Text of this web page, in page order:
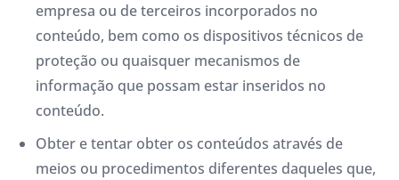
empresa ou de terceiros incorporados no
conteúdo, bem como os dispositivos técnicos de
proteção ou quaisquer mecanismos de
informação que possam estar inseridos no
conteúdo.
Obter e tentar obter os conteúdos através de
meios ou procedimentos diferentes daqueles que,